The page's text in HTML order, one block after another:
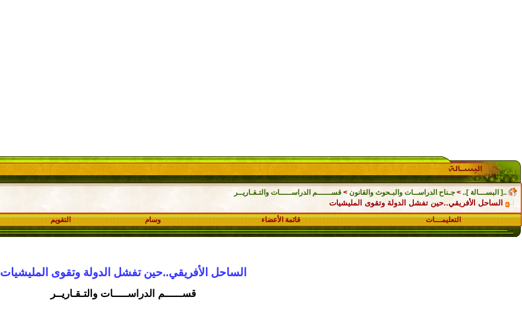
..[ البســـالة ].. > جـناح الدراســات والبـحوث والقانون > قســــــم الدراســـــات والتـقـاريــر
الساحل الأفريقي..حين تفشل الدولة وتقوى المليشيات
التعليمـــات قائمة الأعضاء وسام التقويم
الساحل الأفريقي..حين تفشل الدولة وتقوى المليشيات
قســــــم الدراســـــات والتـقـاريــر